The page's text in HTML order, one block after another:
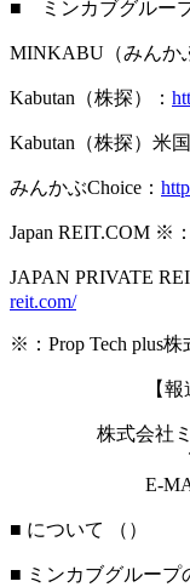
■ ミンカブグルー
MINKABU（みんか
Kabutan（株探）：
Kabutan（株探）米国
みんかぶChoice：
Japan REIT.COM ※：
JAPAN PRIVATE
reit.com/
※：Prop Tech plus
【
株式会社
E-
■ について （ ）
■ ミンカブグループ